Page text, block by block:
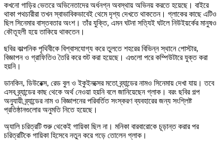
কখনো গাড়ির ভেতরে অভিনেতাদের অর্ধনগ্ন অবস্থায় অভিনয় করতে হয়েছে। বাইরে
থাকা পথচারীরা তখন স্বাভাবিকভাবেই থেমে দৃশ্য দেখতে থাকতেন। গ্লাকের কাছে এটিও
ছিল সিনেমার বাস্তবতার অংশ। তাঁর যুক্তি, এমন ঘটনা সত্যিই ঘটলে নিউইয়র্কের মানুষও
কৌতূহলী হয়ে তাকিয়ে থাকতেন।
ছবির কাল্পনিক পৃথিবীকে বিশ্বাসযোগ্য করে তুলতে শহরের বিভিন্ন স্থানে পোস্টার,
বিজ্ঞাপন ও গ্রাফিতিও তৈরি করে শুট করা হয়েছে। এগুলো পরে কম্পিউটারে যুক্ত করা
হয়নি।
ডানকিন, ডিউরেক্স, রেড বুল ও ইকুইনক্সের মতো ব্র্যান্ডের নামও সিনেমায় দেখা যায়। তবে
এসব ব্র্যান্ডের কাছ থেকে অর্থ নেওয়া হয়নি বলে জানিয়েছেন গ্লাক। বরং ছবির গল্প
অনুযায়ী ব্র্যান্ডের নাম ও বিজ্ঞাপনের পরিবর্তিত সংস্করণ ব্যবহারের জন্য সংশ্লিষ্ট
প্রতিষ্ঠানগুলোর অনুমতি নিতে হয়েছে।
অ্যালি চরিত্রটি শুরু থেকেই গায়িকা ছিল না। মনিকা বারবারোকে চূড়ান্ত করার পর
চরিত্রটিকে গায়িকা হিসেবে নতুন করে গড়ে তোলেন গ্লাক।